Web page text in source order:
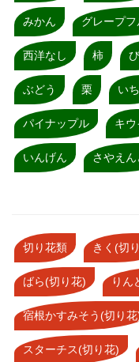
みかん グレープフ
西洋なし 柿
ぶどう 栗 い
パイナップル キウ
いんげん さやえん
切り花類 きく(切
ばら(切り花) りん
宿根かすみそう(切り花
スターチス(切り花)